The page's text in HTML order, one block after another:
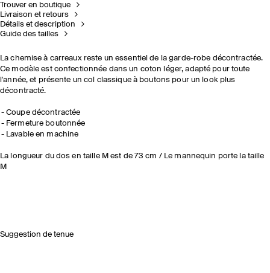
Trouver en boutique
Livraison et retours
Détails et description
Guide des tailles
La chemise à carreaux reste un essentiel de la garde-robe décontractée.
Ce modèle est confectionnée dans un coton léger, adapté pour toute
l'année, et présente un col classique à boutons pour un look plus
décontracté.
Coupe décontractée
Fermeture boutonnée
Lavable en machine
La longueur du dos en taille M est de 73 cm / Le mannequin porte la taille
M
Suggestion de tenue